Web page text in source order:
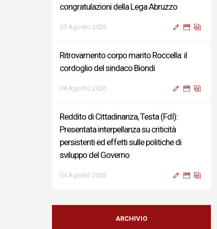
congratulazioni della Lega Abruzzo
05 Agosto 2026
Ritrovamento corpo marito Roccella: il
cordoglio del sindaco Biondi
04 Agosto 2026
Reddito di Cittadinanza, Testa (FdI):
Presentata interpellanza su criticità
persistenti ed effetti sulle politiche di
sviluppo del Governo
04 Agosto 2026
Sigismondi, Liris e Testa: “Profondo
cordoglio e vicinanza al Ministro Roccella e
ARCHIVIO